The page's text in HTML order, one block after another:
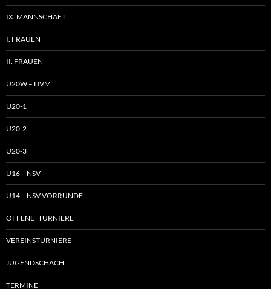
IX. MANNSCHAFT
I. FRAUEN
II. FRAUEN
U20W – DVM
U20-1
U20-2
U20-3
U16 – NSV
U14 – NSV VORRUNDE
OFFENE TURNIERE
VEREINSTURNIERE
JUGENDSCHACH
TERMINE